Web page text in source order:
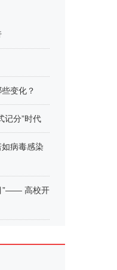
变化？
记分”时代
病毒感染
”—— 高校开